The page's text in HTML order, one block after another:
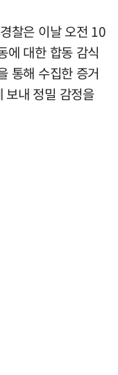
찰은 이날 오전 10
에 대한 합동 감식
통해 수집한 증거
보내 정밀 감정을